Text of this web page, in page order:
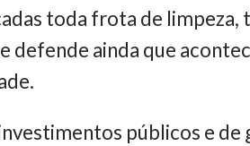
toda frota de limpeza,
defende ainda que
públicos e